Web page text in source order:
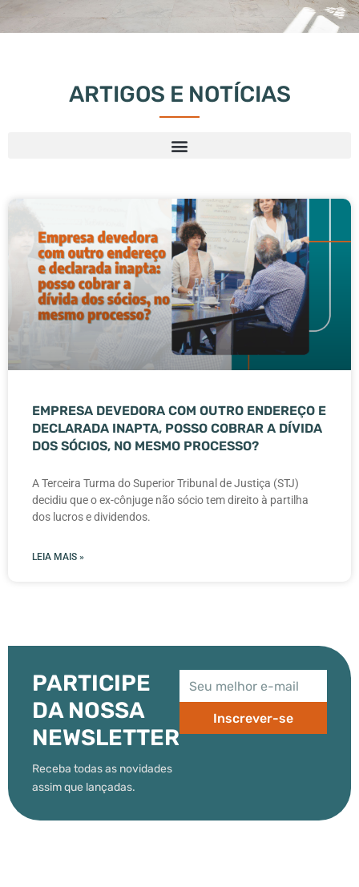
ARTIGOS E NOTÍCIAS
EMPRESA DEVEDORA COM OUTRO ENDEREÇO E
DECLARADA INAPTA, POSSO COBRAR A DÍVIDA
DOS SÓCIOS, NO MESMO PROCESSO?
A Terceira Turma do Superior Tribunal de Justiça (STJ)
decidiu que o ex-cônjuge não sócio tem direito à partilha
dos lucros e dividendos.
LEIA MAIS »
PARTICIPE
DA NOSSA
NEWSLETTER
Receba todas as novidades
assim que lançadas.
Inscrever-se